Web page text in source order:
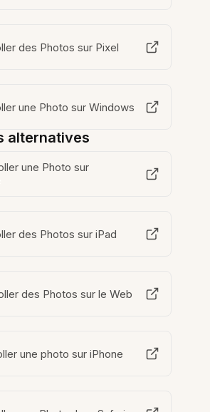
des Photos sur Pixel
une Photo sur Windows
alternatives
une Photo sur
des Photos sur iPad
des Photos sur le Web
une photo sur iPhone